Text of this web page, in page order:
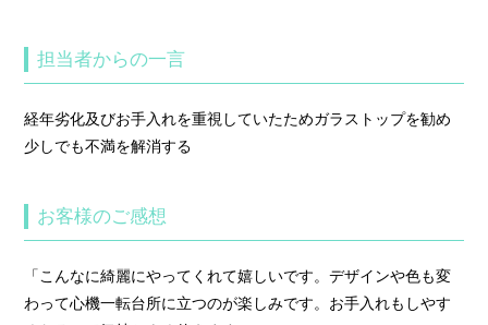
担当者からの一言
経年劣化及びお手入れを重視していたためガラストップを勧め
少しでも不満を解消する
お客様のご感想
「こんなに綺麗にやってくれて嬉しいです。デザインや色も変
わって心機一転台所に立つのが楽しみです。お手入れもしやす